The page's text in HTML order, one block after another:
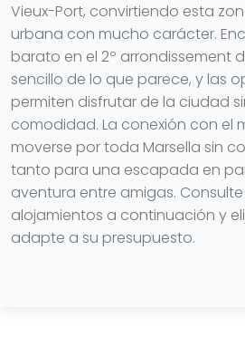
Vieux-Port, convirtiendo esta
urbana con mucho carácter.
barato en el 2º arrondissement
sencillo de lo que parece, y las
permiten disfrutar de la ciudad
comodidad. La conexión con el
moverse por toda Marsella sin
tanto para una escapada en
aventura entre amigas.
alojamientos a continuación y
adapte a su presupuesto.